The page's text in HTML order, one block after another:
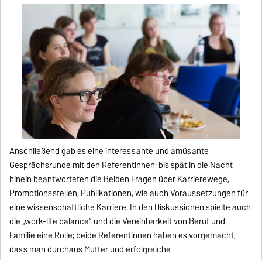
Anschließend gab es eine interessante und amüsante
Gesprächsrunde mit den Referentinnen; bis spät in die Nacht
hinein beantworteten die Beiden Fragen über Karrierewege,
Promotionsstellen, Publikationen, wie auch Voraussetzungen für
eine wissenschaftliche Karriere. In den Diskussionen spielte auch
die „work-life balance“ und die Vereinbarkeit von Beruf und
Familie eine Rolle; beide Referentinnen haben es vorgemacht,
dass man durchaus Mutter und erfolgreiche